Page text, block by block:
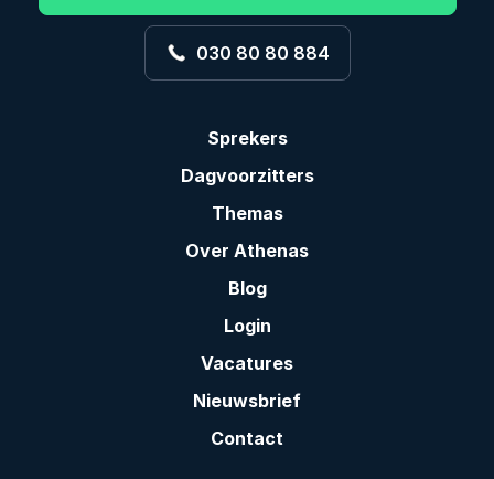
030 80 80 884
Sprekers
Dagvoorzitters
Themas
Over Athenas
Blog
Login
Vacatures
Nieuwsbrief
Contact